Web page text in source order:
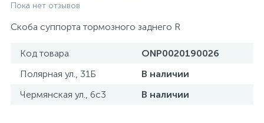
Пока нет отзывов
Скоба суппорта тормозного заднего R
Код товара
ONP0020190026
Полярная ул., 31Б
В наличии
Чермянская ул., 6с3
В наличии